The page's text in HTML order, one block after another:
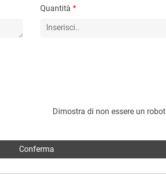
Quantità *
Dimostra di non essere un robot